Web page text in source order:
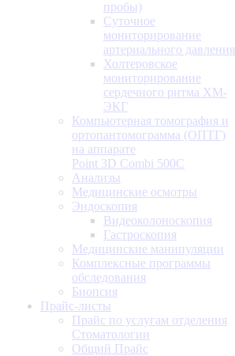
пробы)
Суточное
мониторирование
артериального давления
Холтеровское
мониторирование
сердечного ритма ХМ-
ЭКГ
Компьютерная томография и
ортопантомограмма (ОПТГ)
на аппарате
Point 3D Combi 500C
Анализы
Медицинские осмотры
Эндоскопия
Видеоколоноскопия
Гастроскопия
Медицинские манипуляции
Комплексные программы
обследования
Биопсия
Прайс-листы
Прайс по услугам отделения
Стоматологии
Общий Прайс